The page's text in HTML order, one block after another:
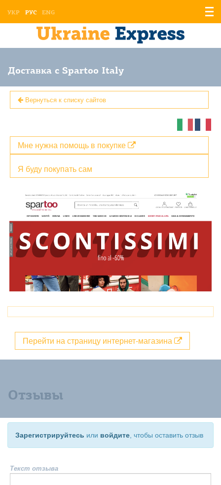
УКР РУС ENG
Доставка с Spartoo Italy
Вернуться к списку сайтов
Я буду покупать сам
Мне нужна помощь в покупке
Перейти на страницу интернет-магазина
Отзывы
Зарегистрируйтесь или войдите , чтобы оставить отзыв
Текст отзыва